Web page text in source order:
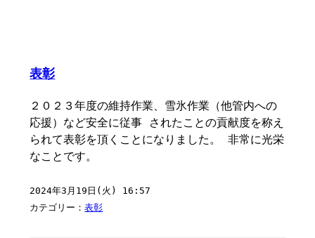
表彰
２０２３年度の維持作業、雪氷作業（他管内への
応援）など安全に従事 されたことの貢献度を称え
られて表彰を頂くことになりました。 非常に光栄
なことです。
2024年3月19日(火) 16:57
カテゴリー：表彰